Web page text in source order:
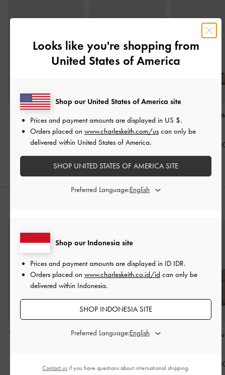
Sepatu Slingback Pumps
Pointed-Toe Stiletto-Heel
Patent
Taupe
IDR949,000
Sepatu Pumps Slingback
Pointed Buckled Anita
Taupe
IDR1,099,000
Sepatu Pumps
Pointed Emmy
-
Tas Bahu Belted Aubrielle
IDR1,799,000
Tas Bahu Panelled Bow
IDR1,349,000
Tas Tote Belted
Looks like you're shopping from
United States of America
Shop our Indonesia site
Prices and payment amounts are displayed in ID IDR.
Orders placed on www.charleskeith.co.id/id can only be
delivered within Indonesia.
SHOP INDONESIA SITE
Preferred Language:
Shop our United States of America site
Prices and payment amounts are displayed in US $.
Orders placed on www.charleskeith.com/us can only be
delivered within United States of America.
SHOP UNITED STATES OF AMERICA SITE
Preferred Language:
Contact us if you have questions about international shipping.